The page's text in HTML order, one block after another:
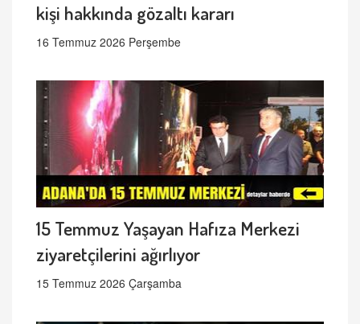
kişi hakkında gözaltı kararı
16 Temmuz 2026 Perşembe
15 Temmuz Yaşayan Hafıza Merkezi
ziyaretçilerini ağırlıyor
15 Temmuz 2026 Çarşamba